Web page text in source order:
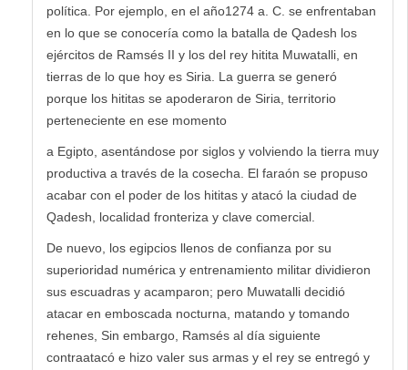
política. Por ejemplo, en el año1274 a. C. se enfrentaban
en lo que se conocería como la batalla de Qadesh los
ejércitos de Ramsés II y los del rey hitita Muwatalli, en
tierras de lo que hoy es Siria. La guerra se generó
porque los hititas se apoderaron de Siria, territorio
perteneciente en ese momento
a Egipto, asentándose por siglos y volviendo la tierra muy
productiva a través de la cosecha. El faraón se propuso
acabar con el poder de los hititas y atacó la ciudad de
Qadesh, localidad fronteriza y clave comercial.
De nuevo, los egipcios llenos de confianza por su
superioridad numérica y entrenamiento militar dividieron
sus escuadras y acamparon; pero Muwatalli decidió
atacar en emboscada nocturna, matando y tomando
rehenes, Sin embargo, Ramsés al día siguiente
contraatacó e hizo valer sus armas y el rey se entregó y